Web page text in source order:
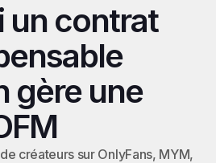
un contrat
gère une
créateurs sur OnlyFans, MYM,